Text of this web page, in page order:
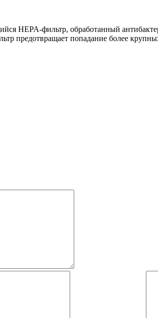
HEPA-фильтр, обработанный
предотвращает попадание более